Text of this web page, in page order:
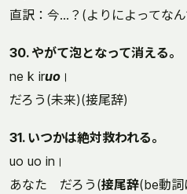
直訳：今…？(よりによってな
30. やがて泡となって消える。
ne k iruo ।
だろう(未来)(接尾辞)
31. いつかは絶対救われる。
uo uo in।
あなた だろう(接尾辞(be動